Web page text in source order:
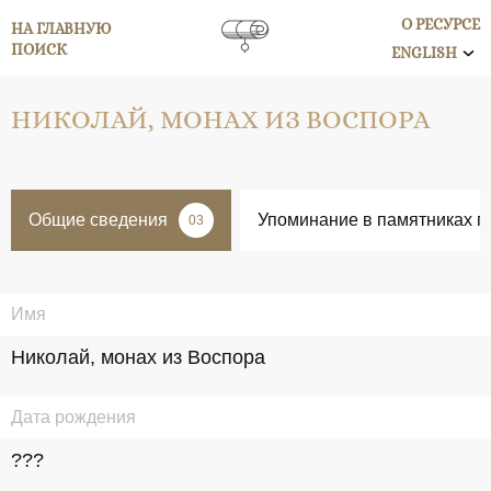
НА ГЛАВНУЮ
ПОИСК
О РЕСУРСЕ
ENGLISH
НИКОЛАЙ, МОНАХ ИЗ ВОСПОРА
Общие сведения 03 Упоминание в памятниках
Имя
Николай, монах из Воспора
Дата рождения
???